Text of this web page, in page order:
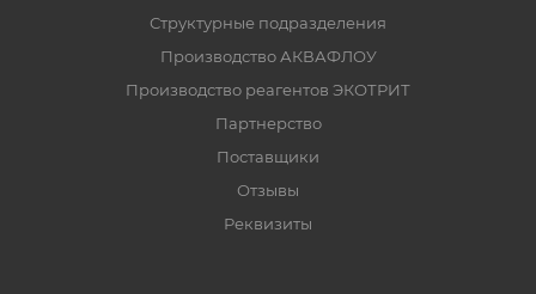
Структурные подразделения
Производство АКВАФЛОУ
Производство реагентов ЭКОТРИТ
Партнерство
Поставщики
Отзывы
Реквизиты